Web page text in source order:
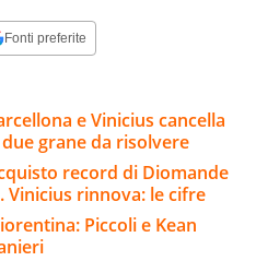
Fonti preferite
e Vinicius cancella
grane da risolvere
record di Diomande
Vinicius rinnova: le cifre
Piccoli e Kean